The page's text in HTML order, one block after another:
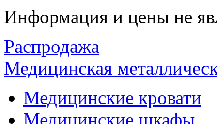
Информация и цены не
Распродажа
Медицинская
Медицинские кровати
Медицинские шкафы